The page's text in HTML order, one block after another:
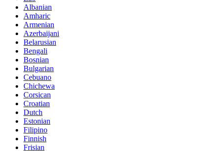
Albanian
Amharic
Armenian
Azerbaijani
Belarusian
Bengali
Bosnian
Bulgarian
Cebuano
Chichewa
Corsican
Croatian
Dutch
Estonian
Filipino
Finnish
Frisian